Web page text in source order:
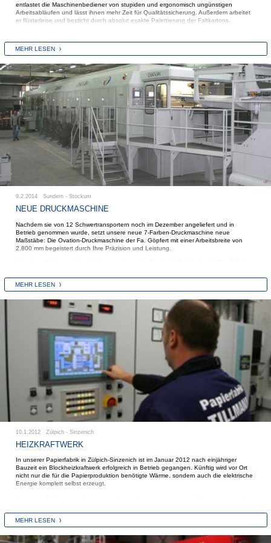
entlastet die Maschinenbediener von stupiden und ergonomisch ungünstigen
Arbeitsabläufen und lässt ihnen mehr Zeit für Qualitätssicherung. Außerdem arbeitet
er flüsterleise und besticht durch absolut exakte Palettierung der Faltkartons.
MEHR LESEN
9.2.2014 Sundern - Stockum
NEUE DRUCKMASCHINE
Nachdem sie von 12 Schwertransportern noch im Dezember angeliefert und in
Betrieb genommen wurde, setzt unsere neue 7-Farben-Druckmaschine neue
Maßstäbe: Die Ovation-Druckmaschine der Fa. Göpfert mit einer Arbeitsbreite von
2.800 mm begeistert durch Ihre Präzision und Leistung.
MEHR LESEN
10.1.2012 Zülpich - Sinzenich
HEIZKRAFTWERK
In unserer Papierfabrik in Zülpich-Sinzenich ist im Januar 2012 nach einjähriger
Bauzeit ein Blockheizkraftwerk erfolgreich in Betrieb gegangen. Künftig wird vor Ort
nicht nur die für die Papierproduktion benötigte Wärme, sondern auch die elektrische
Energie komplett selbst erzeugt.
Zusatzfeuerung in einem Abhitzekessel Frischdampf erzeugen, der in den
Trockenzylindern der Papiermaschine benötigt wird.
Durch die kombinierte Erzeugung von Strom und Wärme wird der
MEHR LESEN